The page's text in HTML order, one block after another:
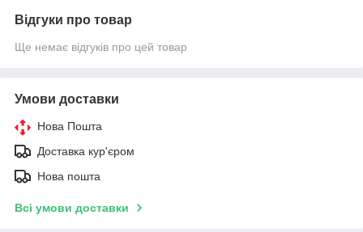
Відгуки про товар
Ще немає відгуків про цей товар
Умови доставки
Нова Пошта
Доставка кур'єром
Нова пошта
Всі умови доставки